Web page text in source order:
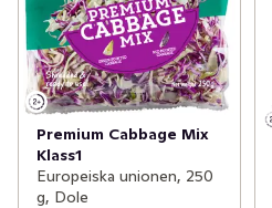
Premium Cabbage Mix
Klass1
Europeiska unionen, 250
g, Dole